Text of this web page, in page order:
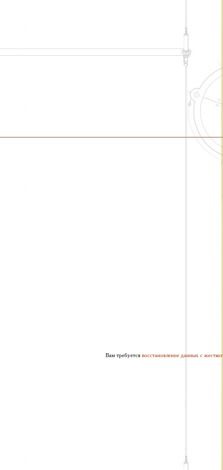
Вам требуется восстановление данных с